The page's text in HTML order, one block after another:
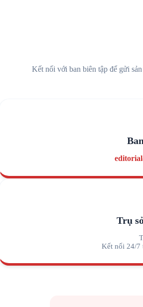
Kết nối với ban biên tập để gửi
Trụ
Kết nối 24/7